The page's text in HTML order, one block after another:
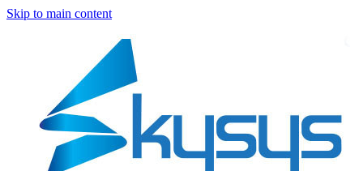
Skip to main content